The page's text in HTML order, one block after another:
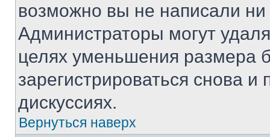
возможно вы не написали
Администраторы могут
целях уменьшения размера
зарегистрироваться снова и
дискуссиях.
Вернуться наверх